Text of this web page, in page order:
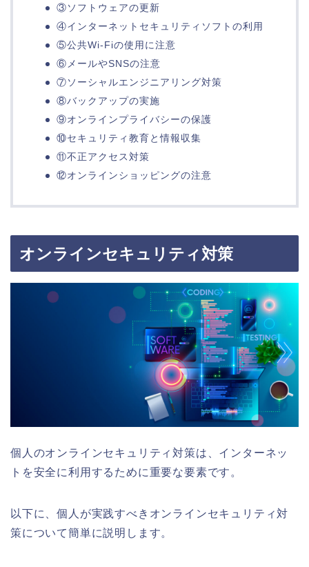
③ソフトウェアの更新
④インターネットセキュリティソフトの利用
⑤公共Wi-Fiの使用に注意
⑥メールやSNSの注意
⑦ソーシャルエンジニアリング対策
⑧バックアップの実施
⑨オンラインプライバシーの保護
⑩セキュリティ教育と情報収集
⑪不正アクセス対策
⑫オンラインショッピングの注意
オンラインセキュリティ対策
個人のオンラインセキュリティ対策は、インターネッ
トを安全に利用するために重要な要素です。
以下に、個人が実践すべきオンラインセキュリティ対
策について簡単に説明します。